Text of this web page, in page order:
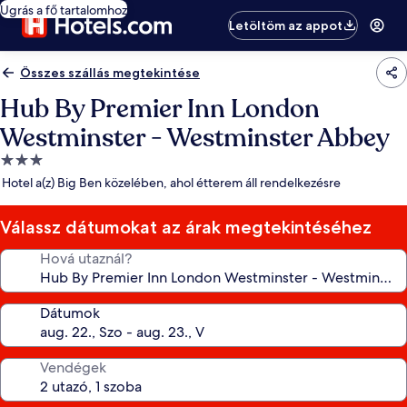
Ugrás a fő tartalomhoz
Letöltöm az appot
Összes szállás megtekintése
Hub By Premier Inn London
Westminster - Westminster Abbey
3.0
csillagos
Hotel a(z) Big Ben közelében, ahol étterem áll rendelkezésre
Válassz dátumokat az árak megtekintéséhez
Hová utaznál?
Dátumok
Vendégek